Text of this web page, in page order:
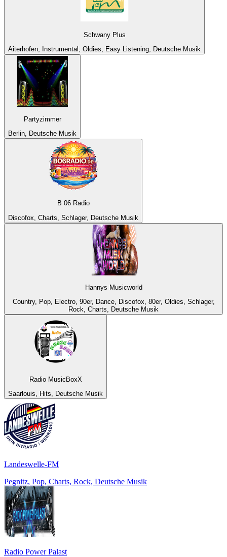
Schwany Plus
Aiterhofen, Instrumental, Oldies, Easy Listening, Deutsche Musik
Partyzimmer
Berlin, Deutsche Musik
B 06 Radio
Discofox, Charts, Schlager, Deutsche Musik
Hannys Musicworld
Country, Pop, Electro, 90er, Dance, Discofox, 80er, Oldies, Schlager,
Rock, Charts, Deutsche Musik
Radio MusicBoxX
Saarlouis, Hits, Deutsche Musik
Landeswelle-FM
Pegnitz, Pop, Charts, Rock, Deutsche Musik
Radio Power Palast